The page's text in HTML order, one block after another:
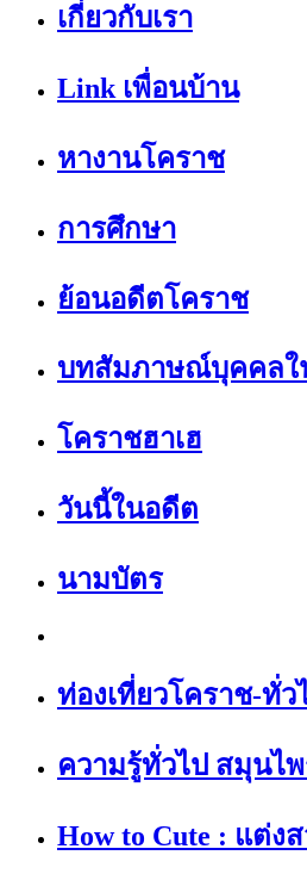
เกี่ยวกับเรา
Link เพื่อนบ้าน
หางานโคราช
การศึกษา
ย้อนอดีตโคราช
บทสัมภาษณ์บุคคลใ
โคราชฮาเฮ
วันนี้ในอดีต
นามบัตร
ท่องเที่ยวโคราช-ทั่ว
ความรู้ทั่วไป สมุนไ
How to Cute : แต่ง